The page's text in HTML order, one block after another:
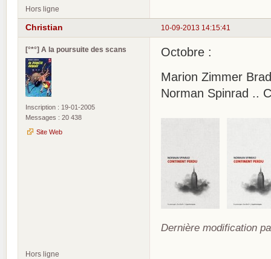
Hors ligne
10-09-2013 14:15:41
Christian
[°*°] A la poursuite des scans
Inscription : 19-01-2005
Messages : 20 438
Site Web
Octobre :
Marion Zimmer
Norman Spinrad ..
Dernière modification
Hors ligne